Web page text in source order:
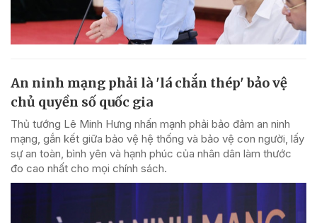
An ninh mạng phải là 'lá chắn thép' bảo vệ
chủ quyền số quốc gia
Thủ tướng Lê Minh Hưng nhấn mạnh phải bảo đảm an ninh
mạng, gắn kết giữa bảo vệ hệ thống và bảo vệ con người, lấy
sự an toàn, bình yên và hạnh phúc của nhân dân làm thước
đo cao nhất cho mọi chính sách.